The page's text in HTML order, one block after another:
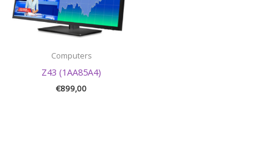
Computers
Z43 (1AA85A4)
€899,00